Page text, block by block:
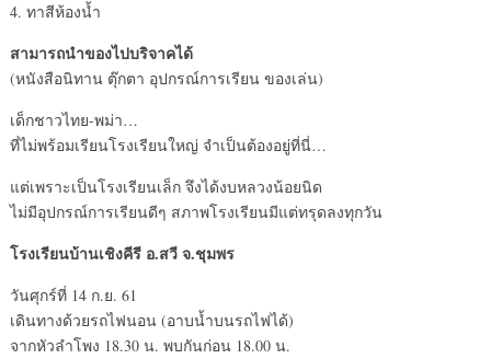
4. ทาสีห้องน้ำ
สามารถนำของไปบริจาคได้
(หนังสือนิทาน ตุ๊กตา อุปกรณ์การเรียน ของเล่น)
เด็กชาวไทย-พม่า…
ที่ไม่พร้อมเรียนโรงเรียนใหญ่ จำเป็นต้องอยู่ที่นี่…
แต่เพราะเป็นโรงเรียนเล็ก จึงได้งบหลวงน้อยนิด
ไม่มีอุปกรณ์การเรียนดีๆ สภาพโรงเรียนมีแต่ทรุดลงทุกวัน
โรงเรียนบ้านเชิงคีรี อ.สวี จ.ชุมพร
วันศุกร์ที่ 14 ก.ย. 61
เดินทางด้วยรถไฟนอน (อาบน้ำบนรถไฟได้)
จากหัวลำโพง 18.30 น. พบกันก่อน 18.00 น.